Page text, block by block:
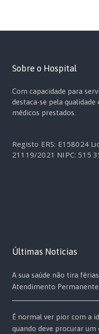
Sobre o Hospital
Com capacidade para
destaca-se pela qualidade
médicos prestados.
Registo ERS: E158024
21119/2021 NIPC: 515
Últimas Notícias
A sua saúde não tira
Atendimento
É normal ver pior com a
quando deve procurar